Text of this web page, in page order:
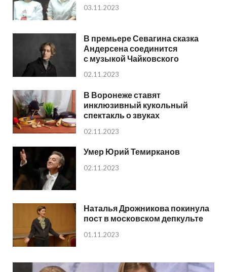
03.11.2023
В премьере Севагина сказка
Андерсена соединится
с музыкой Чайковского
02.11.2023
В Воронеже ставят
инклюзивный кукольный
спектакль о звуках
02.11.2023
Умер Юрий Темирканов
02.11.2023
Наталья Дрожникова покинула
пост в московском депкульте
01.11.2023